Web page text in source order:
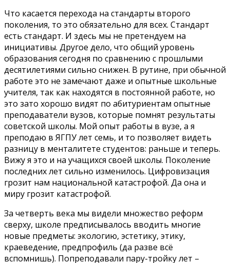
Что касается перехода на стандарты второго
поколения, то это обязательно для всех. Стандарт
есть стандарт. И здесь мы не претендуем на
инициативы. Другое дело, что общий уровень
образования сегодня по сравнению с прошлыми
десятилетиями сильно снижен. В рутине, при обычной
работе это не замечают даже и опытные школьные
учителя, так как находятся в постоянной работе, но
это зато хорошо видят по абитуриентам опытные
преподаватели вузов, которые помнят результаты
советской школы. Мой опыт работы в вузе, а я
преподаю в ЯГПУ лет семь, и то позволяет видеть
разницу в менталитете студентов: раньше и теперь.
Вижу я это и на учащихся своей школы. Поколение
последних лет сильно изменилось. Цифровизация
грозит нам национальной катастрофой. Да она и
миру грозит катастрофой.
За четверть века мы видели множество реформ
сверху, школе предписывалось вводить многие
новые предметы: экологию, эстетику, этику,
краеведение, предпрофиль (да разве всё
вспомнишь). Попреподавали пару-тройку лет –